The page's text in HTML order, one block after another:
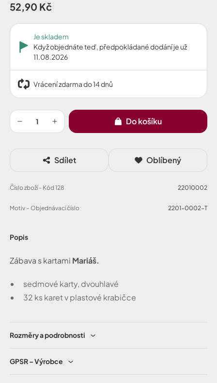
Popis
Zábava s kartami Mariáš.
sedmové karty, dvouhlavé
32 ks karet v plastové krabičce
Rozměry a podrobnosti
GPSR – Výrobce
52,90 Kč
Je skladem
Když objednáte teď, předpokládané dodání je už
11.08.2026
Vrácení zdarma do 14 dnů
Do košíku
Sdílet Oblíbený
Číslo zboží - Kód 128 22010002
Motiv – Objednávací číslo 2201-0002-T